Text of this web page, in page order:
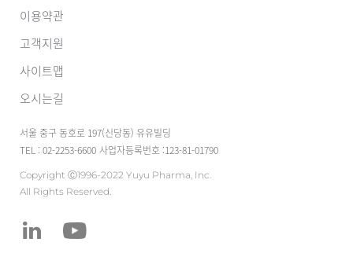
이용약관
고객지원
사이트맵
오시는길
서울 중구 동호로 197(신당동) 유유빌딩
TEL : 02-2253-6600 사업자등록번호 :123-81-01790
Copyright Ⓒ1996-2022 Yuyu Pharma, Inc.
All Rights Reserved.